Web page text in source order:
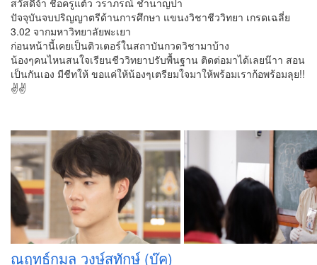
สวัสดีจ้า ชื่อครูแต้ว วราภรณ์ ชำนาญปา
ปัจจุบันจบปริญญาตรีด้านการศึกษา แขนงวิชาชีววิทยา เกรดเฉลี่ย
3.02 จากมหาวิทยาลัยพะเยา
ก่อนหน้านี้เคยเป็นติวเตอร์ในสถาบันกวดวิชามาบ้าง
น้องๆคนไหนสนใจเรียนชีววิทยาปรับพื้นฐาน ติดต่อมาได้เลยน๊าา สอน
เป็นกันเอง มีชีทให้ ขอแค่ให้น้องๆเตรียมใจมาให้พร้อมเราก้อพร้อมลุย!!
✌✌
ณฤทธ์กมล วงษ์สุทักษ์ (บุ๊ค)